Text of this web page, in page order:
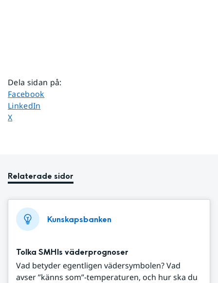
Dela sidan på:
Dela sidan på
Facebook
Dela sidan på
LinkedIn
Dela sidan på
X
Relaterade sidor
Kunskapsbanken
Tolka SMHIs väderprognoser
Vad betyder egentligen vädersymbolen? Vad
avser ”känns som”-temperaturen, och hur ska du